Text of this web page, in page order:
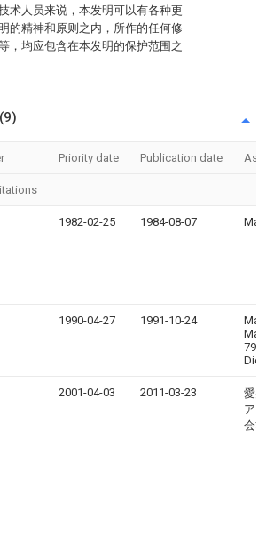
术人员来说，本发明可以有各种更
的精神和原则之内，所作的任何修
，均应包含在本发明的保护范围之
Priority date Publication date
1982-02-25 1984-08-07
1990-04-27 1991-10-24
7905
2001-04-03 2011-03-23
愛晃
アリ
会社